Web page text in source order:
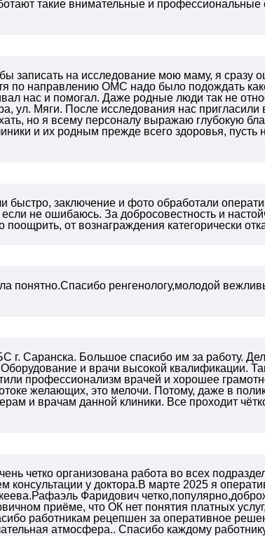
такие внимательные и профессиональные
записать на исследование мою маму, я сразу
по направлению ОМС надо было подождать
нас и помогал. Даже родные люди так не
ул. Мяги. После исследования нас пригласили
но я всему персоналу выражаю глубокую
и их родным прежде всего здоровья, пусть
быстро, заключение и фото обработали
не ошибаюсь. За добросовестность и
от вознаграждения категорически
понятно.Спасибо ренгенологу,молодой
г. Саранска. Большое спасибо им за работу.
и врачи высокой квалификации.
профессионализм врачей и хорошее
желающих, это мелочи. Потому, даже в
и врачам данной клиники. Все проходит
четко организована работа во всех
у доктора.В марте 2025 я
Фаридович
приёме, что ОК нет понятия платных
работникам рецепшен за оперативное
атмосфера.. Спасибо каждому